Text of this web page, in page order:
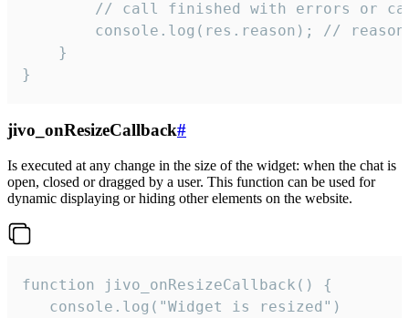
// call finished with errors or
console.log(res.reason); //
    }
}
jivo_onResizeCallback#
Is executed at any change in the size of the widget: when the chat is
open, closed or dragged by a user. This function can be used for
dynamic displaying or hiding other elements on the website.
function jivo_onResizeCallback() {
   console.log("Widget is resized")